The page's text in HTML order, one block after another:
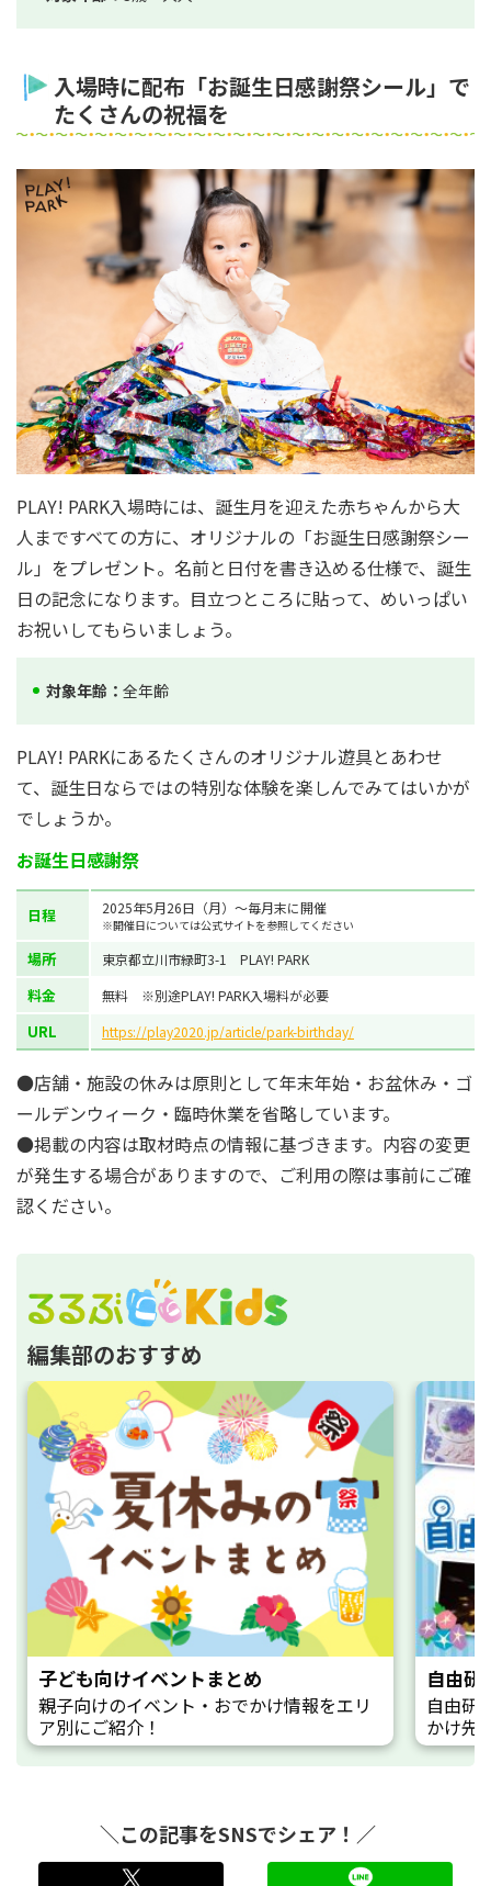
入場時に配布「お誕生日感謝祭シール」で
たくさんの祝福を
PLAY! PARK入場時には、誕生月を迎えた赤ちゃんから大
人まですべての方に、オリジナルの「お誕生日感謝祭シー
ル」をプレゼント。名前と日付を書き込める仕様で、誕生
日の記念になります。目立つところに貼って、めいっぱい
お祝いしてもらいましょう。
対象年齢： 全年齢
PLAY! PARKにあるたくさんのオリジナル遊具とあわせ
て、誕生日ならではの特別な体験を楽しんでみてはいかが
でしょうか。
お誕生日感謝祭
日程 2025年5月26日（月）〜毎月末に開催
※開催日については公式サイトを参照してください
場所 東京都立川市緑町3-1 PLAY! PARK
料金 無料 ※別途PLAY! PARK入場料が必要
URL https://play2020.jp/article/park-birthday/
●店舗・施設の休みは原則として年末年始・お盆休み・ゴ
ールデンウィーク・臨時休業を省略しています。
●掲載の内容は取材時点の情報に基づきます。内容の変更
が発生する場合がありますので、ご利用の際は事前にご確
認ください。
編集部のおすすめ
子ども向けイベントまとめ
親子向けのイベント・おでかけ情報をエリ
ア別にご紹介！
自由研
自由研
かけ先
＼この記事をSNSでシェア！／